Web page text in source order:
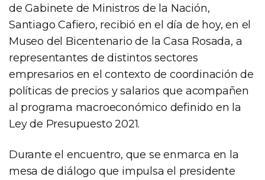
de Gabinete de Ministros de la Nación,
Santiago Cafiero, recibió en el día de hoy, en el
Museo del Bicentenario de la Casa Rosada, a
representantes de distintos sectores
empresarios en el contexto de coordinación de
políticas de precios y salarios que acompañen
al programa macroeconómico definido en la
Ley de Presupuesto 2021.
Durante el encuentro, que se enmarca en la
mesa de diálogo que impulsa el presidente